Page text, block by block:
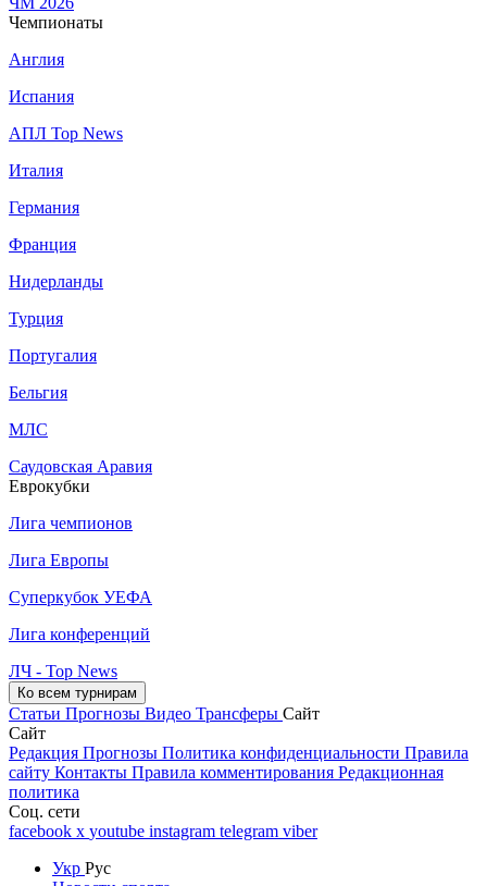
Чемпионаты
Англия
Испания
АПЛ Top News
Италия
Германия
Франция
Нидерланды
Турция
Португалия
Бельгия
МЛС
Саудовская Аравия
Еврокубки
Лига чемпионов
Лига Европы
Суперкубок УЕФА
Лига конференций
ЛЧ - Top News
Ко всем турнирам
Статьи Прогнозы Видео Трансферы Сайт
Сайт
Редакция Прогнозы Политика конфиденциальности Правила
сайту Контакты Правила комментирования Редакционная
политика
Соц. сети
facebook x youtube instagram telegram viber
Укр Рус